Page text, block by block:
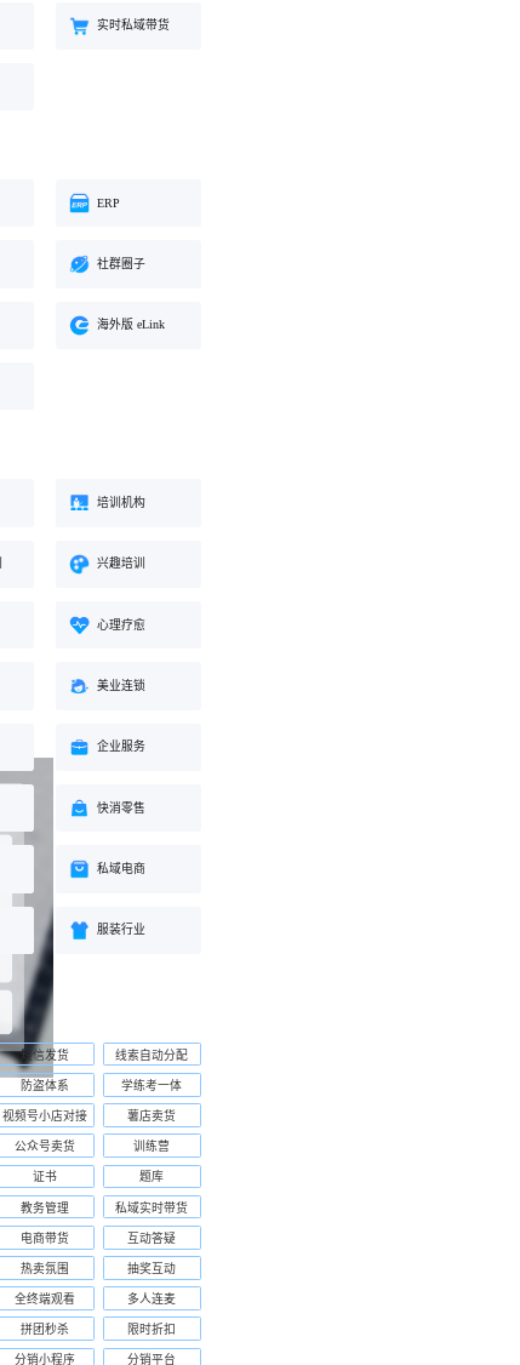
实时私域带货
ERP
社群圈子
海外版 eLink
培训机构
兴趣培训
心理疗愈
美业连锁
企业服务
快消零售
私域电商
服装行业
短信发货 线索自动分配
防盗体系 学练考一体
视频号小店对接 薯店卖货
公众号卖货 训练营
证书 题库
教务管理 私域实时带货
电商带货 互动答疑
热卖氛围 抽奖互动
全终端观看 多人连麦
拼团秒杀 限时折扣
分销小程序 分销平台